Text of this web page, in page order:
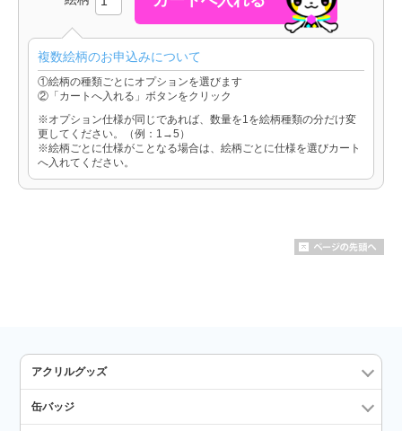
複数絵柄のお申込みについて
①絵柄の種類ごとにオプションを選びます
②「カートへ入れる」ボタンをクリック
※オプション仕様が同じであれば、数量を1を絵柄種類の分だけ変
更してください。（例：1→5）
※絵柄ごとに仕様がことなる場合は、絵柄ごとに仕様を選びカート
へ入れてください。
アクリルグッズ
缶バッジ